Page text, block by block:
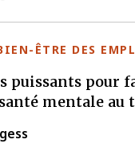
ÊTRE DES
puissants pour
mentale au